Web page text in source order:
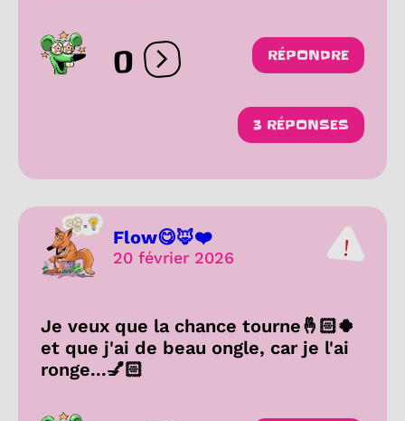
0 Ouvrir les réactions
RÉPONDRE
3 RÉPONSES
Flow😋🦊❤️
20 février 2026
Je veux que la chance tourne🤞🏻🍀
et que j'ai de beau ongle, car je l'ai
ronge...💅🏻